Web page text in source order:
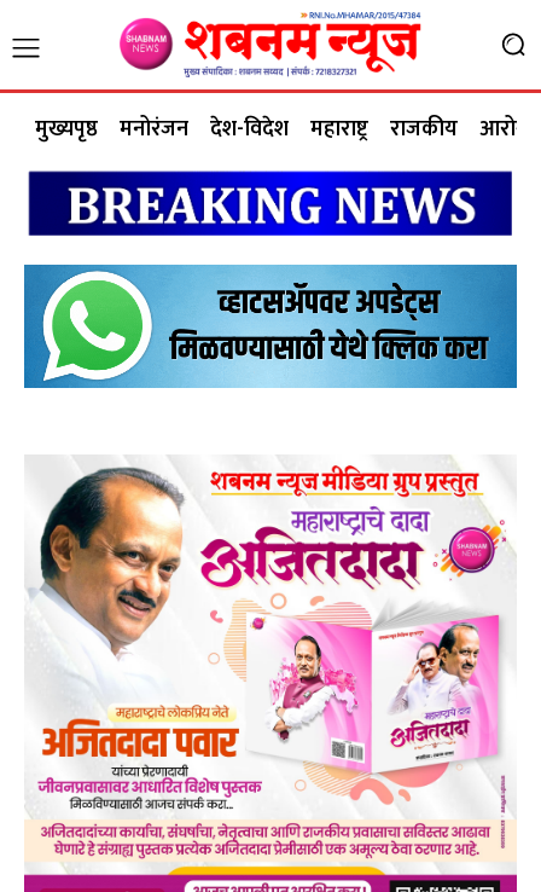
मुख्यपृष्ठ मनोरंजन देश-विदेश महाराष्ट्र राजकीय आरोग्य